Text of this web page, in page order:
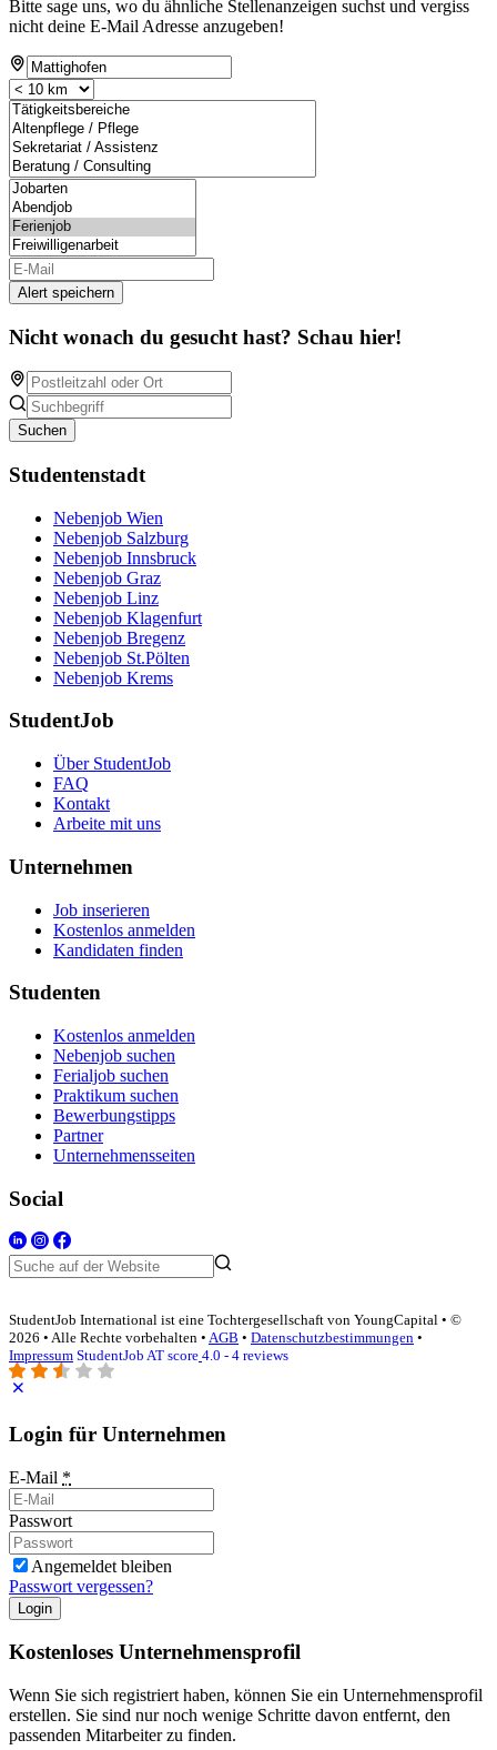
Bitte sage uns, wo du ähnliche Stellenanzeigen suchst und vergiss
nicht deine E-Mail Adresse anzugeben!
Alert speichern
Nicht wonach du gesucht hast? Schau hier!
Suchen
Studentenstadt
Nebenjob Wien
Nebenjob Salzburg
Nebenjob Innsbruck
Nebenjob Graz
Nebenjob Linz
Nebenjob Klagenfurt
Nebenjob Bregenz
Nebenjob St.Pölten
Nebenjob Krems
StudentJob
Über StudentJob
FAQ
Kontakt
Arbeite mit uns
Unternehmen
Job inserieren
Kostenlos anmelden
Kandidaten finden
Studenten
Kostenlos anmelden
Nebenjob suchen
Ferialjob suchen
Praktikum suchen
Bewerbungstipps
Partner
Unternehmensseiten
Social
StudentJob International ist eine Tochtergesellschaft von YoungCapital • ©
2026 • Alle Rechte vorbehalten • AGB • Datenschutzbestimmungen •
Impressum StudentJob AT score 4.0 - 4 reviews
Login für Unternehmen
E-Mail *
Passwort
Angemeldet bleiben
Passwort vergessen?
Login
Kostenloses Unternehmensprofil
Wenn Sie sich registriert haben, können Sie ein Unternehmensprofil
erstellen. Sie sind nur noch wenige Schritte davon entfernt, den
passenden Mitarbeiter zu finden.